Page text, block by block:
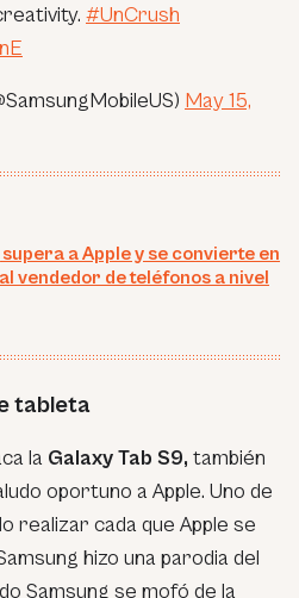
#UnCrush
May 15,
a Apple y se convierte en
vendedor de teléfonos a nivel
tableta
la Galaxy Tab S9, también
oportuno a Apple. Uno de
realizar cada que Apple se
hizo una parodia del
Samsung se mofó de la